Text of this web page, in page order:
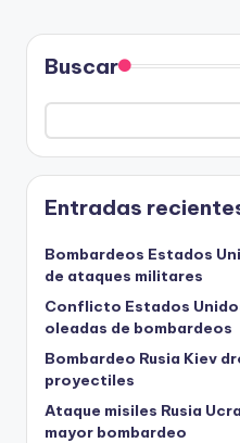
Buscar
Entradas
Bombardeos Estados
de ataques militares
Conflicto Estados
oleadas de bombardeos
Bombardeo Rusia Kiev
proyectiles
Ataque misiles Rusia
mayor bombardeo